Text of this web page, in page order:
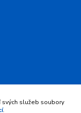
svých služeb soubory
.